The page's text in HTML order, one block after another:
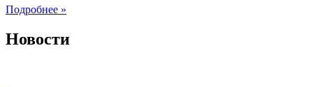
Подробнее »
Новости